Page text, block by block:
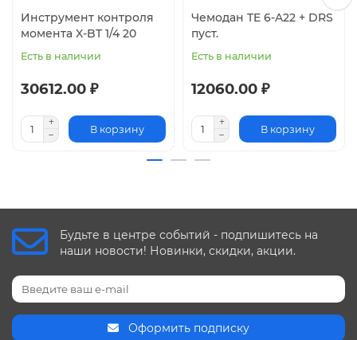
Инструмент контроля
момента X-BT 1/4 20
Есть в наличии
30612.00 ₽
В корзину
Чемодан TE 6-A22 + DRS
пуст.
Есть в наличии
12060.00 ₽
В корзину
Будьте в центре событий - подпишитесь на
наши новости! Новинки, скидки, акции.
Оформить подписку